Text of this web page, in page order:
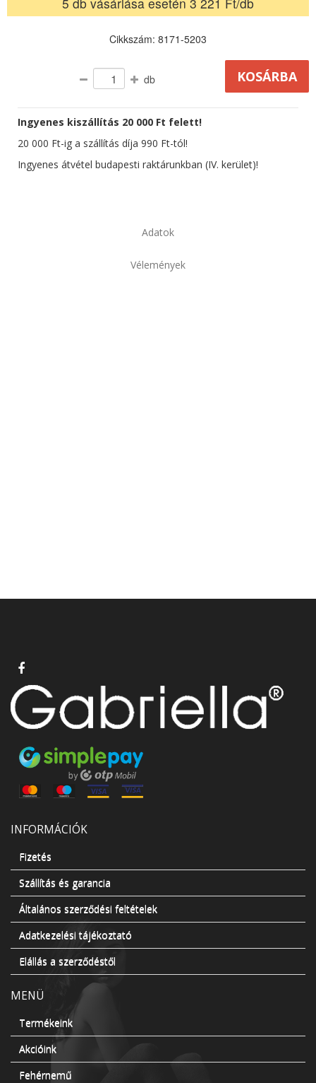
Cikkszám: 8171-5203
db
Ingyenes kiszállítás 20 000 Ft felett!
20 000 Ft-ig a szállítás díja 990 Ft-tól!
Ingyenes átvétel budapesti raktárunkban (IV. kerület)!
Adatok
Vélemények
INFORMÁCIÓK
Fizetés
Szállítás és garancia
Általános szerződési feltételek
Adatkezelési tájékoztató
Elállás a szerződéstől
MENÜ
Termékeink
Akcióink
Fehérnemű